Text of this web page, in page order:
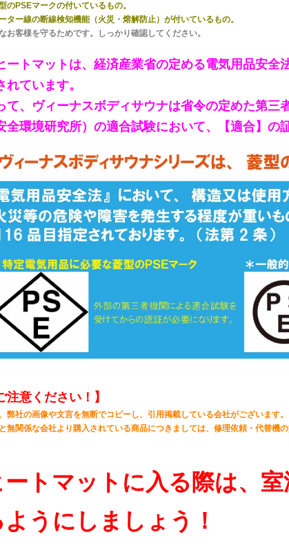
のPSEマークの付いているもの。
ター線の断線検知機能（火災・熔解防止）が付いているもの。
お客様を守るためです。しっかり確認してください。
ートマットは、経済産業省の定める電気用品安全
れています。
て、ヴィーナスボディサウナは省令の定めた第
全環境研究所）の適合試験において、【適合】の
注意ください！】
弊社の画像や文言を無断でコピーし、引用掲載している会社がございます。
無関係な会社より購入されている商品につきましては、修理依頼・代替機
ートマットに入る際は、
うにしましょう！